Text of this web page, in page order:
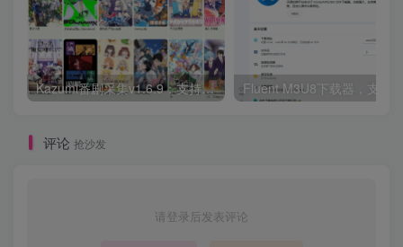
Kazumi番剧采集v1.6.9：支持自定义规则+在线观看+弹幕，跨平台下载 Fluent M3U8下载器，支持
评论 抢沙发
请登录后发表评论